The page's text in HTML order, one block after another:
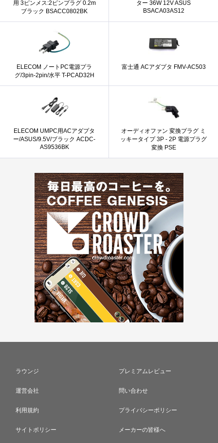
用 3ピンメス:2ピンプラグ 0.2m
ブラック BSACC0802BK
ター 36W 12V ASUS
BSACA03AS12
ELECOM ノートPC電源プラ
グ/3pin-2pin/水平 T-PCAD32H
富士通 ACアダプタ FMV-AC503
ELECOM UMPC用ACアダプタ
ー/ASUS/9.5V/ブラック ACDC-
AS9536BK
オーディオファン 変換プラグ ミ
ッキータイプ 3P - 2P 電源プラグ
変換 PSE
ラウンジ プレミアムレビュー
運営会社 問い合わせ
利用規約 プライバシーポリシー
サイトポリシー メーカーの皆様へ